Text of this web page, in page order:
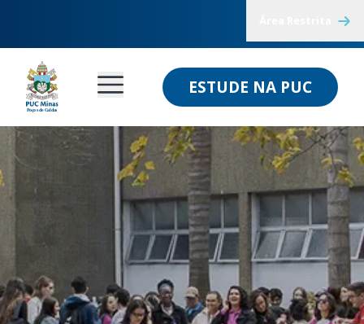
ESTUDE NA PUC